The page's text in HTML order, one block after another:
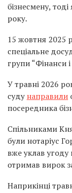
бізнесмену, тоді
року.
15 жовтня 2025
спеціальне
групи “Фінанси
У травні 2026
судунаправили
посередника
Спільниками
були нотаріус
вже уклав угоду
отримав вирок
Наприкінці